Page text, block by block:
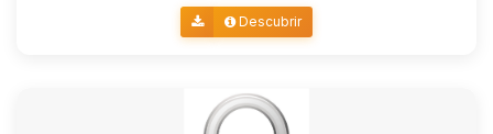
Descubrir